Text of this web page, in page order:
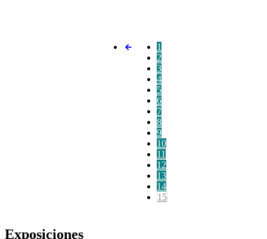
1
2
3
4
5
6
7
8
9
10
11
12
13
14
15
Exposiciones